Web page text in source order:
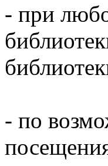
- при
- по